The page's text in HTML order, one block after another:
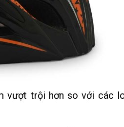
vượt trội hơn so với các